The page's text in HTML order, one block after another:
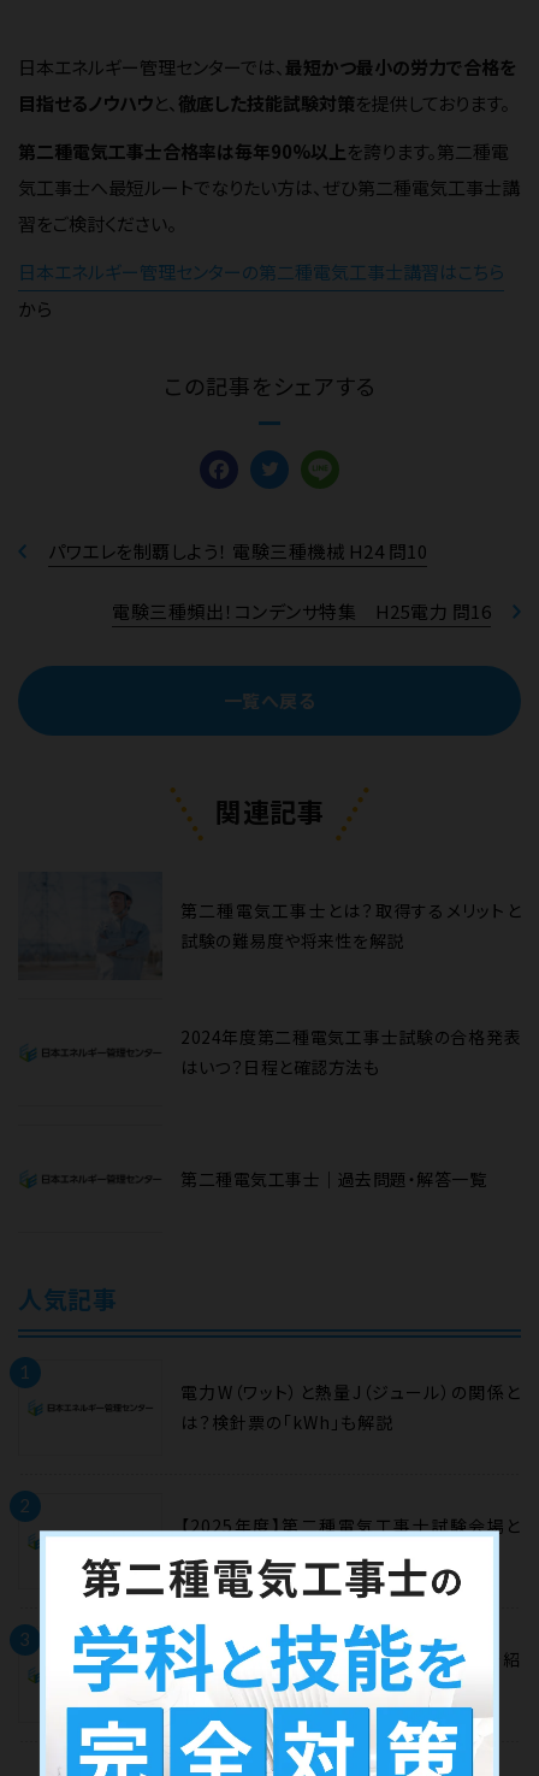
日本エネルギー管理センターでは、 最短かつ最小の労力で合格を
目指せるノウハウと、 徹底した技能試験対策を提供しております。
第二種電気工事士合格率は毎年90%以上を誇ります。第二種電
気工事士へ最短ルートでなりたい方は、ぜひ第二種電気工事士講
習をご検討ください。
日本エネルギー管理センターの第二種電気工事士講習はこちら
から
この記事をシェアする
Facebook
Twitter
パワエレを制覇しよう！ 電験三種機械 H24 問10
一覧へ戻る
電験三種頻出！コンデンサ特集 H25電力 問16
関連記事
第二種電気工事士とは？取得するメリットと
試験の難易度や将来性を解説
2024年度第二種電気工事士試験の合格発表
はいつ？日程と確認方法も
第二種電気工事士｜過去問題・解答一覧
人気記事
1
電力W（ワット）と熱量J（ジュール）の関係と
は？検針票の「kWh」も解説
2
【2025年度】第二種電気工事士試験会場と
過去の会場一覧｜日程についても
3
電験三種のおすすめ参考書＆問題集を紹
介！選び方のポイントも